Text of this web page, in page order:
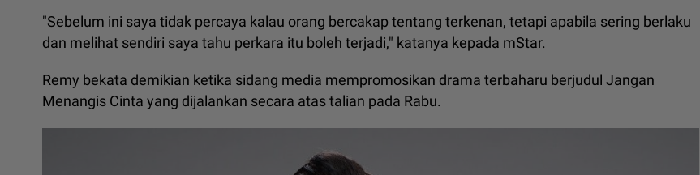
"Sebelum ini saya tidak percaya kalau orang bercakap tentang terkenan, tetapi apabila sering berlaku
dan melihat sendiri saya tahu perkara itu boleh terjadi," katanya kepada mStar.
Remy bekata demikian ketika sidang media mempromosikan drama terbaharu berjudul Jangan
Menangis Cinta yang dijalankan secara atas talian pada Rabu.